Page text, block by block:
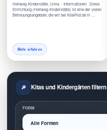
Hellweg-Kinderstätte, Unna - Informationen Diese
Einrichtung (Hellweg-Kinderstätte) ist eine der vielen
Betreuungsangebote, die wir bei KitaPilot.de in …
Mehr erfahren
Kitas und Kindergärten filtern
FORM